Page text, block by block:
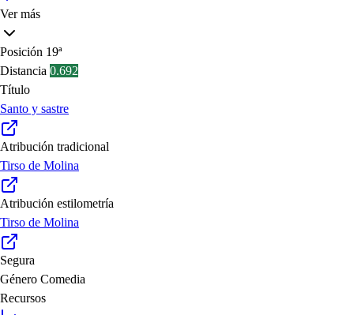
Ver más
Posición 19ª
Distancia 0.692
Título
Santo y sastre
Atribución tradicional
Tirso de Molina
Atribución estilometría
Tirso de Molina
Segura
Género Comedia
Recursos